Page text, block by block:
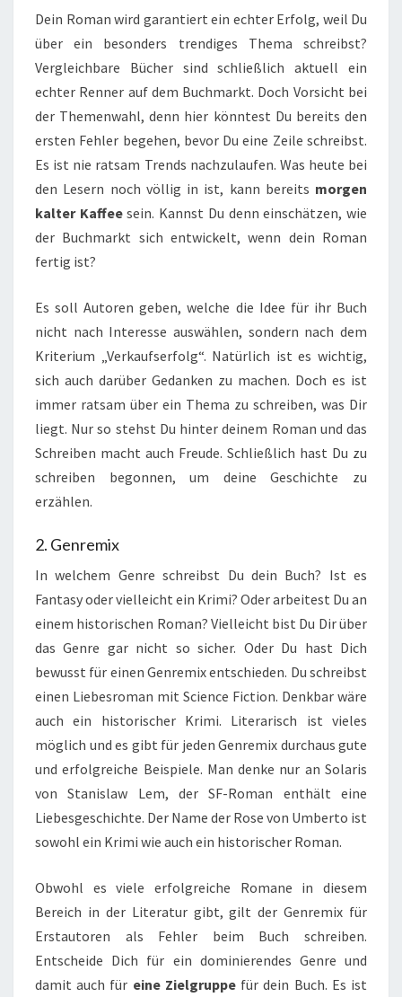
Dein Roman wird garantiert ein echter Erfolg, weil Du
über ein besonders trendiges Thema schreibst?
Vergleichbare Bücher sind schließlich aktuell ein
echter Renner auf dem Buchmarkt. Doch Vorsicht bei
der Themenwahl, denn hier könntest Du bereits den
ersten Fehler begehen, bevor Du eine Zeile schreibst.
Es ist nie ratsam Trends nachzulaufen. Was heute bei
den Lesern noch völlig in ist, kann bereits morgen
kalter Kaffeesein. Kannst Du denn einschätzen, wie
der Buchmarkt sich entwickelt, wenn dein Roman
fertig ist?
Es soll Autoren geben, welche die Idee für ihr Buch
nicht nach Interesse auswählen, sondern nach dem
Kriterium „Verkaufserfolg“. Natürlich ist es wichtig,
sich auch darüber Gedanken zu machen. Doch es ist
immer ratsam über ein Thema zu schreiben, was Dir
liegt. Nur so stehst Du hinter deinem Roman und das
Schreiben macht auch Freude. Schließlich hast Du zu
schreiben begonnen, um deine Geschichte zu
erzählen.
2. Genremix
In welchem Genre schreibst Du dein Buch? Ist es
Fantasy oder vielleicht ein Krimi? Oder arbeitest Du an
einem historischen Roman? Vielleicht bist Du Dir über
das Genre gar nicht so sicher. Oder Du hast Dich
bewusst für einen Genremix entschieden. Du schreibst
einen Liebesroman mit Science Fiction. Denkbar wäre
auch ein historischer Krimi. Literarisch ist vieles
möglich und es gibt für jeden Genremix durchaus gute
und erfolgreiche Beispiele. Man denke nur an Solaris
von Stanislaw Lem, der SF-Roman enthält eine
Liebesgeschichte. Der Name der Rose von Umberto ist
sowohl ein Krimi wie auch ein historischer Roman.
Obwohl es viele erfolgreiche Romane in diesem
Bereich in der Literatur gibt, gilt der Genremix für
Erstautoren als Fehler beim Buch schreiben.
Entscheide Dich für ein dominierendes Genre und
damit auch für eine Zielgruppefür dein Buch. Es ist